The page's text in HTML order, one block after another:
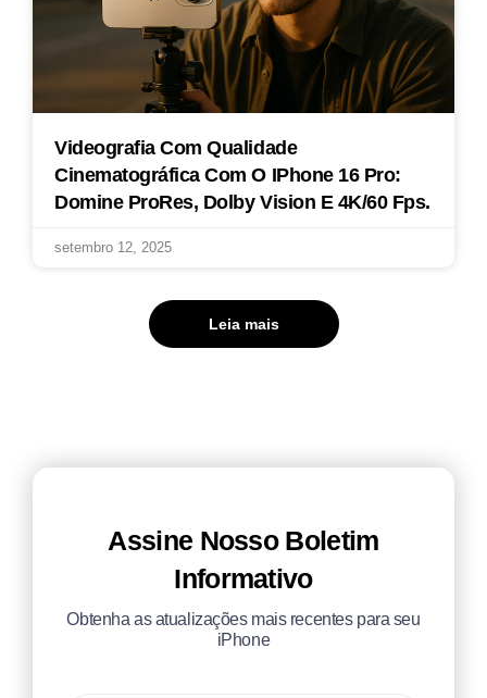
Videografia Com Qualidade
Cinematográfica Com O IPhone 16 Pro:
Domine ProRes, Dolby Vision E 4K/60 Fps.
setembro 12, 2025
Leia mais
Assine Nosso Boletim
Informativo
Obtenha as atualizações mais recentes para seu
iPhone